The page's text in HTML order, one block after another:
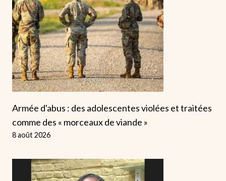
Armée d'abus : des adolescentes violées et traitées
comme des « morceaux de viande »
8 août 2026